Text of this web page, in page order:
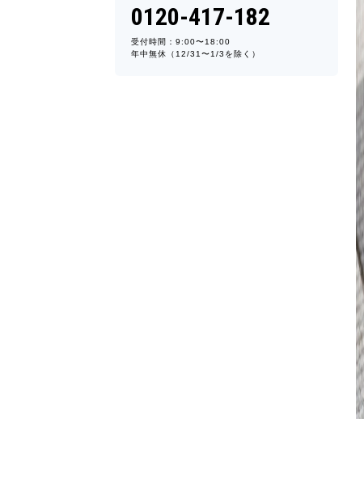
0120-417-182
受付時間：9:00〜18:00
年中無休（12/31〜1/3を除く）